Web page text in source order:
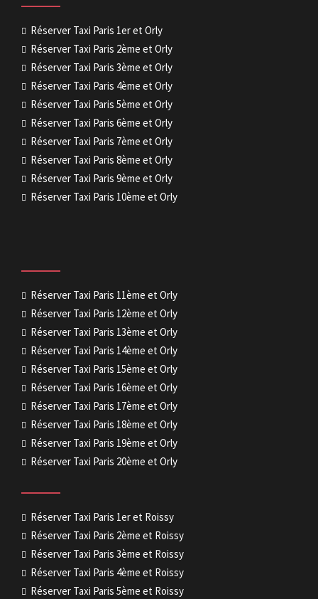
Réserver Taxi Paris 1er et Orly
Réserver Taxi Paris 2ème et Orly
Réserver Taxi Paris 3ème et Orly
Réserver Taxi Paris 4ème et Orly
Réserver Taxi Paris 5ème et Orly
Réserver Taxi Paris 6ème et Orly
Réserver Taxi Paris 7ème et Orly
Réserver Taxi Paris 8ème et Orly
Réserver Taxi Paris 9ème et Orly
Réserver Taxi Paris 10ème et Orly
Réserver Taxi Paris 11ème et Orly
Réserver Taxi Paris 12ème et Orly
Réserver Taxi Paris 13ème et Orly
Réserver Taxi Paris 14ème et Orly
Réserver Taxi Paris 15ème et Orly
Réserver Taxi Paris 16ème et Orly
Réserver Taxi Paris 17ème et Orly
Réserver Taxi Paris 18ème et Orly
Réserver Taxi Paris 19ème et Orly
Réserver Taxi Paris 20ème et Orly
Réserver Taxi Paris 1er et Roissy
Réserver Taxi Paris 2ème et Roissy
Réserver Taxi Paris 3ème et Roissy
Réserver Taxi Paris 4ème et Roissy
Réserver Taxi Paris 5ème et Roissy